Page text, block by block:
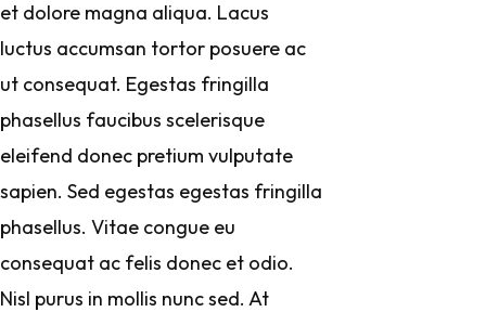
et dolore magna aliqua. Lacus
luctus accumsan tortor posuere ac
ut consequat. Egestas fringilla
phasellus faucibus scelerisque
eleifend donec pretium vulputate
sapien. Sed egestas egestas fringilla
phasellus. Vitae congue eu
consequat ac felis donec et odio.
Nisl purus in mollis nunc sed. At